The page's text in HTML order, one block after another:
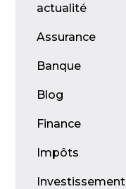
actualité
Assurance
Banque
Blog
Finance
Impôts
Investissement